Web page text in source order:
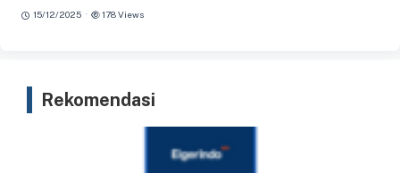
15/12/2025 · 178 Views
Rekomendasi